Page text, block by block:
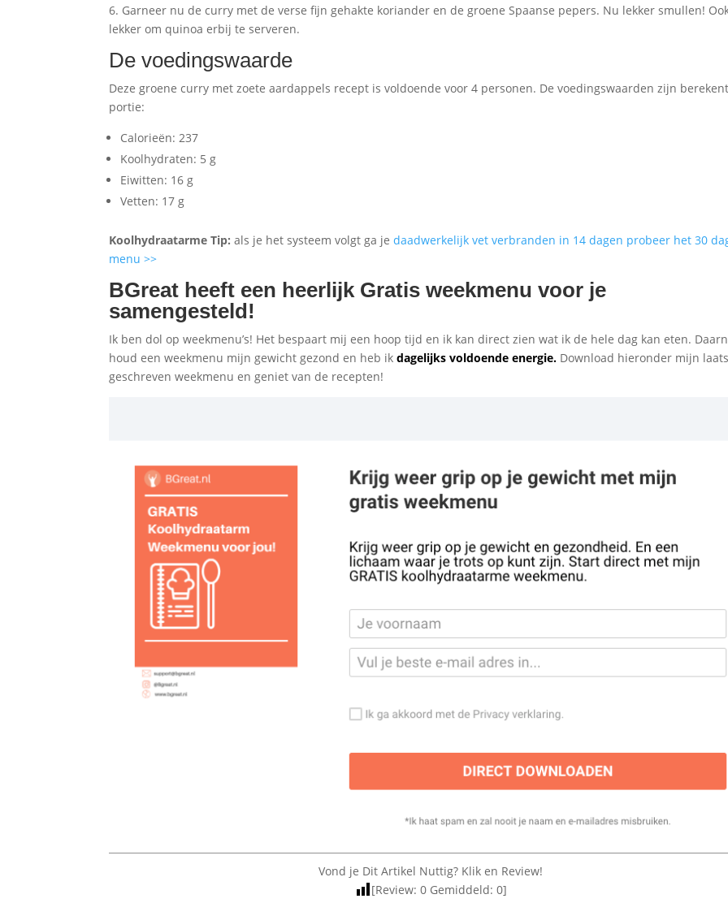
6. Garneer nu de curry met de verse fijn gehakte koriander en de groene Spaanse pepers. Nu lekker smullen!
lekker om quinoa erbij te serveren.
De voedingswaarde
Deze groene curry met zoete aardappels recept is voldoende voor 4 personen. De voedingswaarden zijn
portie:
Calorieën: 237
Koolhydraten: 5 g
Eiwitten: 16 g
Vetten: 17 g
Koolhydraatarme Tip: als je het systeem volgt ga jedaadwerkelijk vet verbranden in 14 dagen probeer het 30
menu >>
BGreat heeft een heerlijk Gratis weekmenu voor je
samengesteld!
Ik ben dol op weekmenu’s! Het bespaart mij een hoop tijd en ik kan direct zien wat ik de hele dag kan eten.
houd een weekmenu mijn gewicht gezond en heb ik dagelijks voldoende energie. Download hieronder mijn
geschreven weekmenu en geniet van de recepten!
Vond je Dit Artikel Nuttig? Klik en Review!
[Review: 0Gemiddeld: 0]